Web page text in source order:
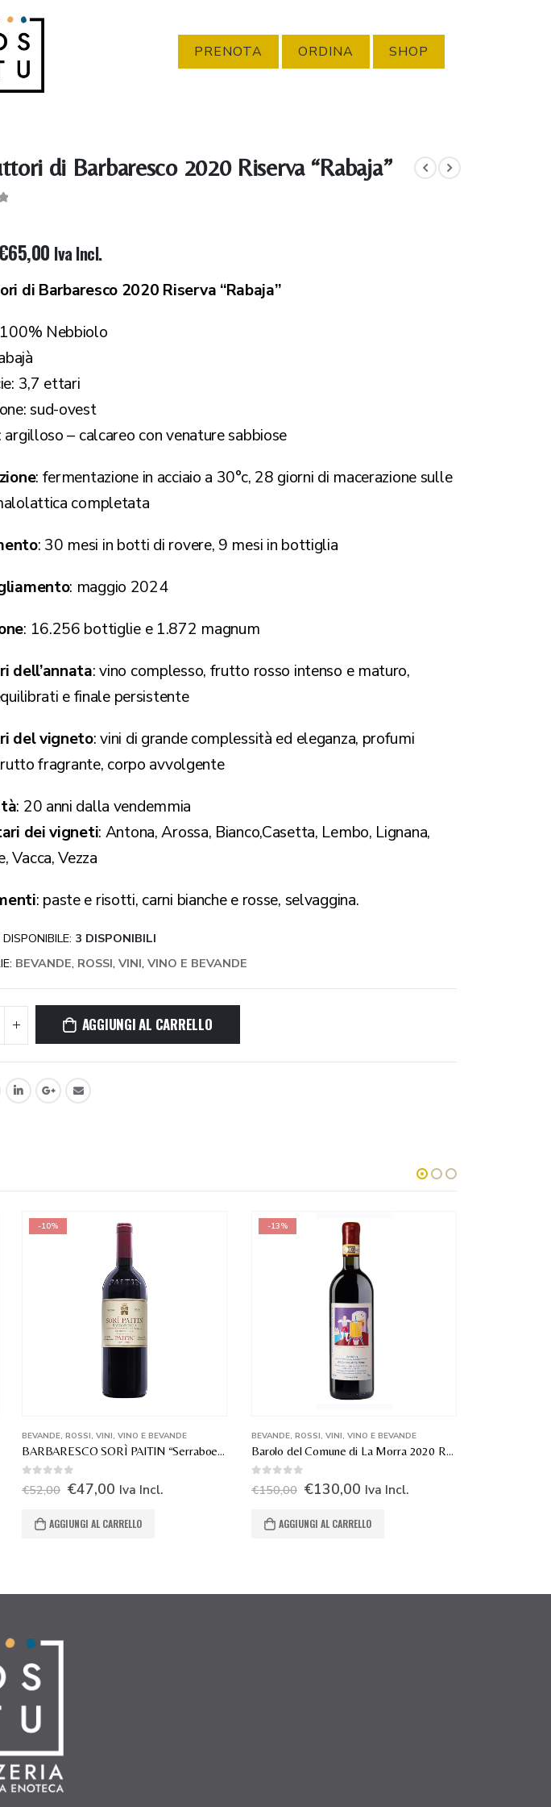
PRENOTA ORDINA SHOP
di Barbaresco 2020 Riserva “Rabaja”
65,00 Iva Incl.
di Barbaresco 2020 Riserva “Rabaja”
Nebbiolo
3,7 ettari
sud-ovest
argilloso – calcareo con venature sabbiose
: fermentazione in acciaio a 30°c, 28 giorni di macerazione sulle
completata
: 30 mesi in botti di rovere, 9 mesi in bottiglia
: maggio 2024
: 16.256 bottiglie e 1.872 magnum
dell’annata: vino complesso, frutto rosso intenso e maturo,
e finale persistente
del vigneto: vini di grande complessità ed eleganza, profumi
fragrante, corpo avvolgente
: 20 anni dalla vendemmia
dei vigneti: Antona, Arossa, Bianco,Casetta, Lembo, Lignana,
Vacca, Vezza
: paste e risotti, carni bianche e rosse, selvaggina.
3 DISPONIBILI
BEVANDE, ROSSI, VINI, VINO E BEVANDE
AGGIUNGI AL CARRELLO
-10%
BEVANDE, ROSSI, VINI, VINO E BEVANDE
BARBARESCO SORÌ PAITIN “Serraboella” 2021
€52,00 €47,00 Iva Incl.
AGGIUNGI AL CARRELLO
-13%
BEVANDE, ROSSI, VINI, VINO E BEVANDE
Barolo del Comune di La Morra 2020 Roberto Voerzio
€150,00 €130,00 Iva Incl.
AGGIUNGI AL CARRELLO